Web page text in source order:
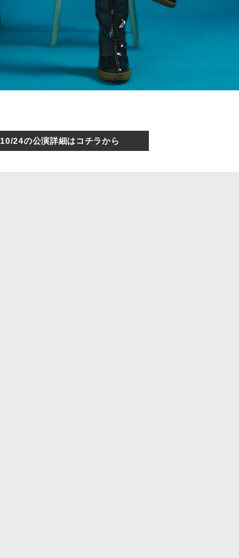
10/24の公演詳細はコチラから